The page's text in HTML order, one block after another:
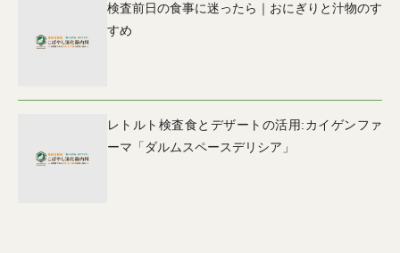
検査前日の食事に迷ったら｜おにぎりと汁物のす
すめ
レトルト検査食とデザートの活用:カイゲンファ
ーマ「ダルムスペースデリシア」